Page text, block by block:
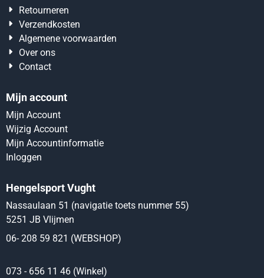
Retourneren
Verzendkosten
Algemene voorwaarden
Over ons
Contact
Mijn account
Mijn Account
Wijzig Account
Mijn Accountinformatie
Inloggen
Hengelsport Vught
Nassaulaan 51 (navigatie toets nummer 55)
5251 JB Vlijmen
06- 208 59 821 (WEBSHOP)
073 - 656 11 46 (Winkel)